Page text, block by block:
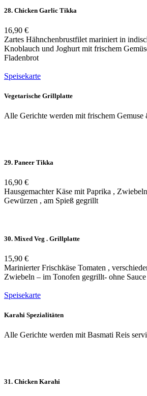
28. Chicken Garlic Tikka
16,90 €
Zartes Hähnchenbrustfilet mariniert in
Knoblauch und Joghurt mit frischem
Fladenbrot
Speisekarte
Vegetarische Grillplatte
Alle Gerichte werden mit frischem Gemuse
29. Paneer Tikka
16,90 €
Hausgemachter Käse mit Paprika ,
Gewürzen , am Spieß gegrillt
30. Mixed Veg . Grillplatte
15,90 €
Marinierter Frischkäse Tomaten ,
Zwiebeln – im Tonofen gegrillt- ohne Sauce
Speisekarte
Karahi Spezialitäten
Alle Gerichte werden mit Basmati Reis
31. Chicken Karahi